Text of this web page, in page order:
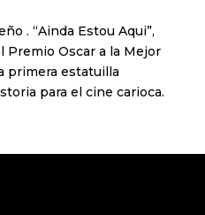
. “Ainda Estou Aqui”,
Premio Oscar a la Mejor
primera estatuilla
para el cine carioca.